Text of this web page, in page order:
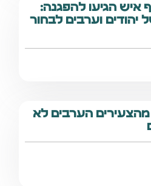
עד 100 אלף איש הגיעו להפגנה:
וערבים לבחור
הערבים לא